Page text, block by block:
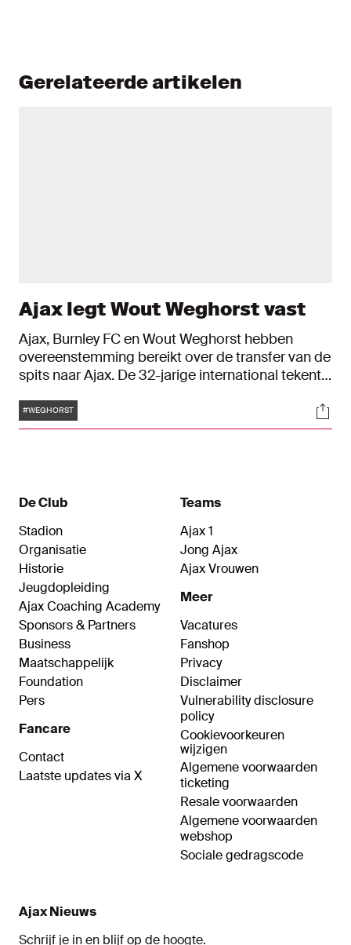
Gerelateerde artikelen
Ajax legt Wout Weghorst vast
Ajax, Burnley FC en Wout Weghorst hebben
overeenstemming bereikt over de transfer van de
spits naar Ajax. De 32-jarige international tekent
30 juni 2026.
Tags
#WEGHORST
De Club
Stadion
Organisatie
Historie
Jeugdopleiding
Ajax Coaching Academy
Sponsors & Partners
Business
Maatschappelijk
Foundation
Pers
Fancare
Contact
Laatste updates via X
Teams
Ajax 1
Jong Ajax
Ajax Vrouwen
Meer
Vacatures
Fanshop
Privacy
Disclaimer
Vulnerability disclosure
policy
Cookievoorkeuren
wijzigen
Algemene voorwaarden
ticketing
Resale voorwaarden
Algemene voorwaarden
webshop
Sociale gedragscode
Ajax Nieuws
Schrijf je in en blijf op de hoogte.